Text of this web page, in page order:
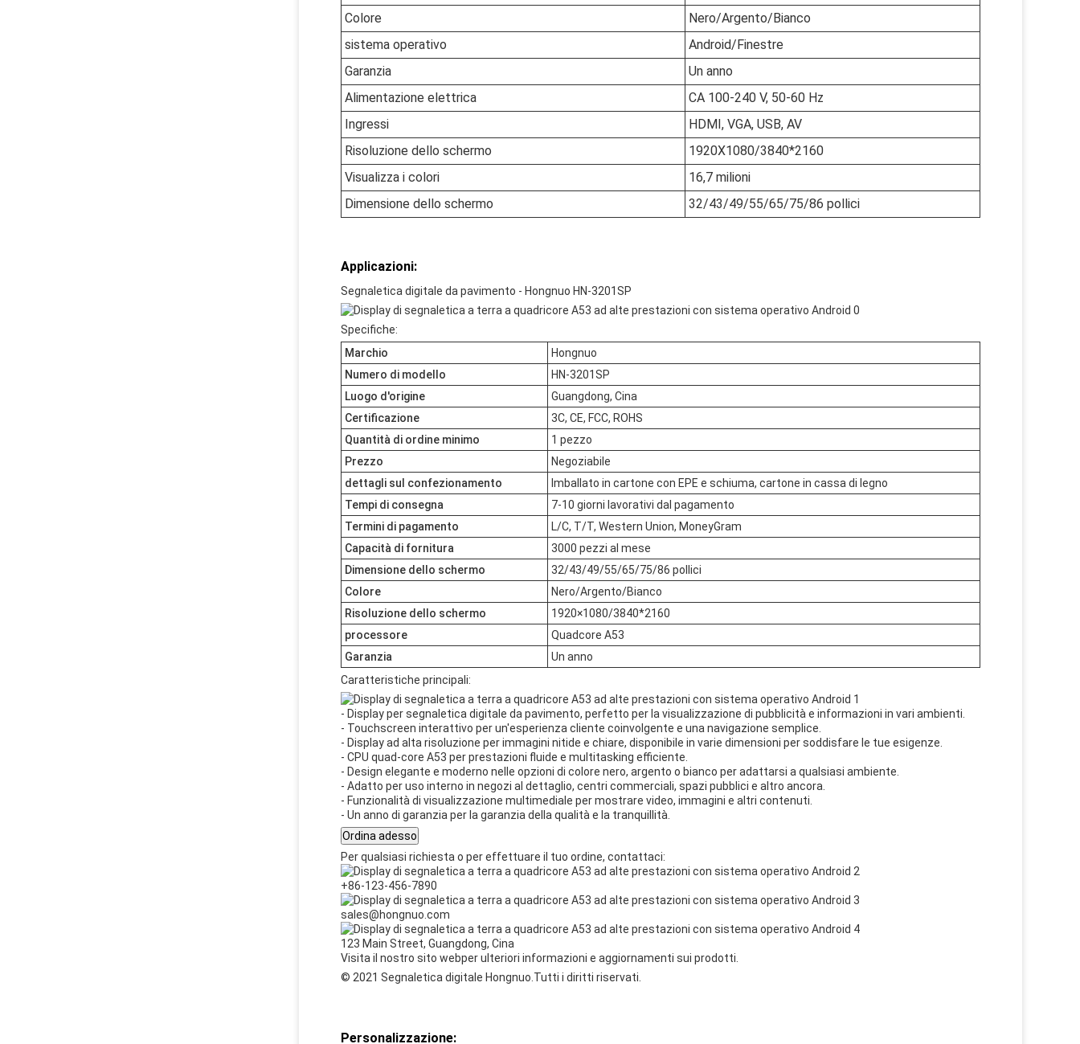
Colore
Nero/Argento/Bianco
sistema operativo
Android/Finestre
Garanzia
Un anno
Alimentazione elettrica
CA 100-240 V, 50-60 Hz
Ingressi
HDMI, VGA, USB, AV
Risoluzione dello schermo
1920X1080/3840*2160
Visualizza i colori
16,7 milioni
Dimensione dello schermo
32/43/49/55/65/75/86 pollici
Applicazioni:
Segnaletica digitale da pavimento - Hongnuo HN-3201SP
Specifiche:
Marchio
Hongnuo
Numero di modello
HN-3201SP
Luogo d'origine
Guangdong, Cina
Certificazione
3C, CE, FCC, ROHS
Quantità di ordine minimo
1 pezzo
Prezzo
Negoziabile
dettagli sul confezionamento
Imballato in cartone con EPE e schiuma, cartone in cassa di legno
Tempi di consegna
7-10 giorni lavorativi dal pagamento
Termini di pagamento
L/C, T/T, Western Union, MoneyGram
Capacità di fornitura
3000 pezzi al mese
Dimensione dello schermo
32/43/49/55/65/75/86 pollici
Colore
Nero/Argento/Bianco
Risoluzione dello schermo
1920×1080/3840*2160
processore
Quadcore A53
Garanzia
Un anno
Caratteristiche principali:
- Display per segnaletica digitale da pavimento, perfetto per la visualizzazione di pubblicità e informazioni in vari ambienti.
- Touchscreen interattivo per un'esperienza cliente coinvolgente e una navigazione semplice.
- Display ad alta risoluzione per immagini nitide e chiare, disponibile in varie dimensioni per soddisfare le tue esigenze.
- CPU quad-core A53 per prestazioni fluide e multitasking efficiente.
- Design elegante e moderno nelle opzioni di colore nero, argento o bianco per adattarsi a qualsiasi ambiente.
- Adatto per uso interno in negozi al dettaglio, centri commerciali, spazi pubblici e altro ancora.
- Funzionalità di visualizzazione multimediale per mostrare video, immagini e altri contenuti.
- Un anno di garanzia per la garanzia della qualità e la tranquillità.
Ordina adesso
Per qualsiasi richiesta o per effettuare il tuo ordine, contattaci:
+86-123-456-7890
sales@hongnuo.com
123 Main Street, Guangdong, Cina
Visita il nostro sito webper ulteriori informazioni e aggiornamenti sui prodotti.
© 2021 Segnaletica digitale Hongnuo.Tutti i diritti riservati.
Personalizzazione: